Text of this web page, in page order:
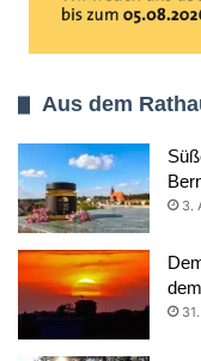
Aus dem
3.